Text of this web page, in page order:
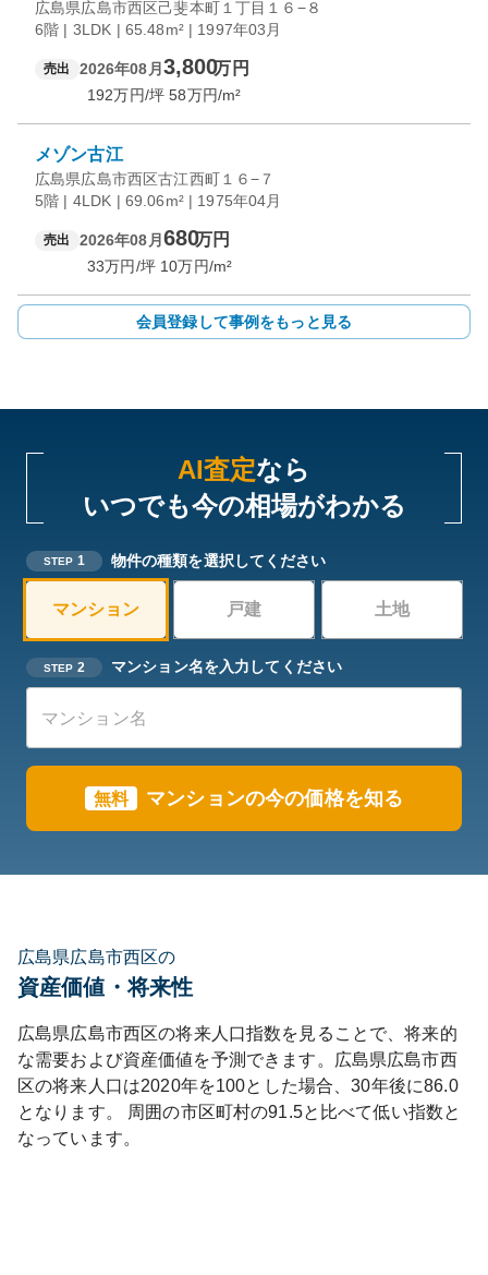
広島県広島市西区己斐本町１丁目１６−８
6階 | 3LDK | 65.48m² | 1997年03月
売出 2026年08月 3,800万円
192万円/坪 58万円/m²
メゾン古江
広島県広島市西区古江西町１６−７
5階 | 4LDK | 69.06m² | 1975年04月
売出 2026年08月 680万円
33万円/坪 10万円/m²
会員登録して事例をもっと見る
AI査定なら
いつでも今の相場がわかる
STEP 1 物件の種類を選択してください
マンション 戸建 土地
STEP 2 マンション名を入力してください
無料 マンションの今の価格を知る
広島県広島市西区の
資産価値・将来性
広島県広島市西区の将来人口指数を見ることで、将来的
な需要および資産価値を予測できます。
広島県広島市西
区の将来人口は2020年を100とした場合、30年後に86.0
となります。
周囲の市区町村の91.5と比べて低い指数と
なっています。